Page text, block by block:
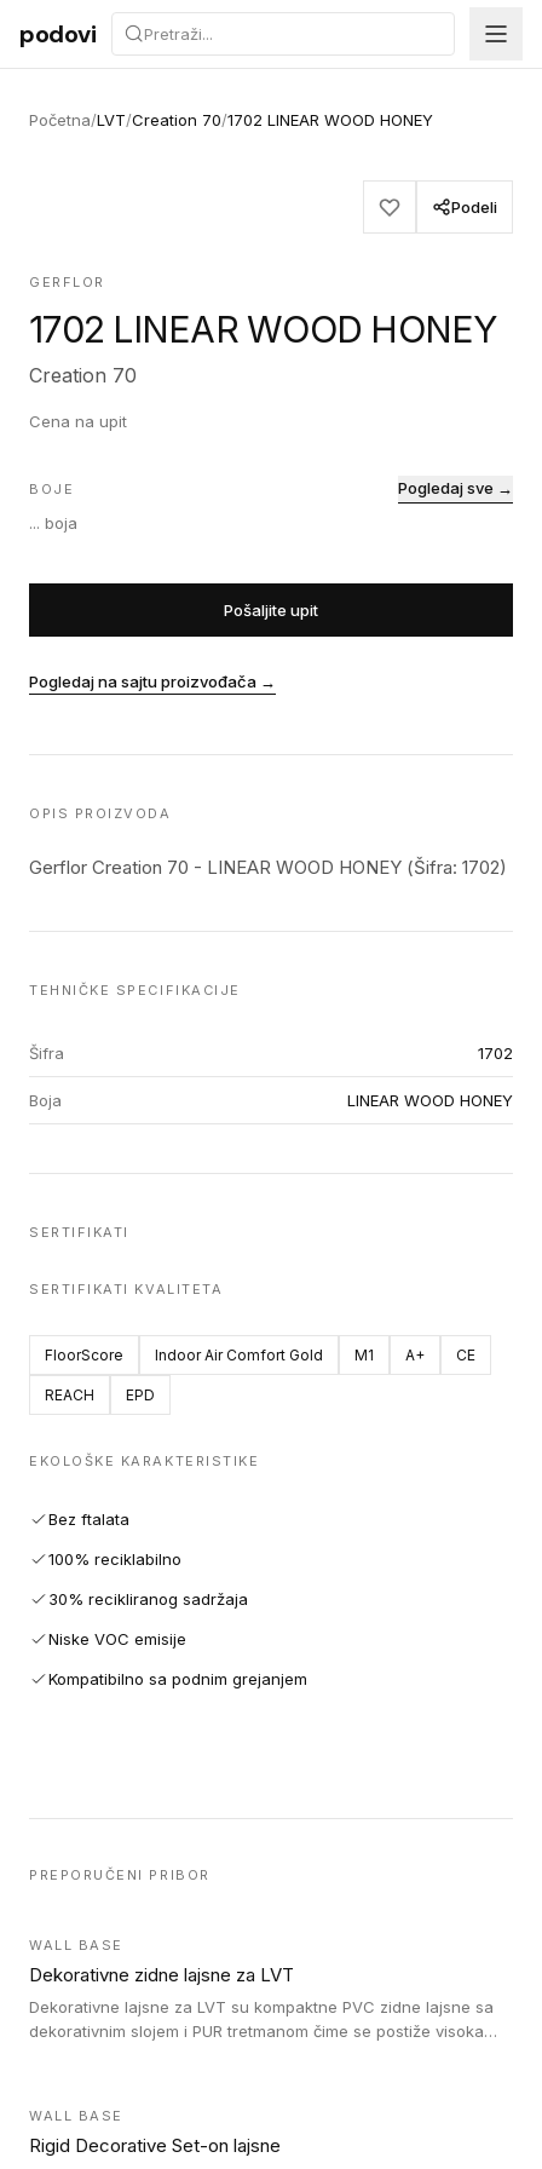
Preskoči na sadržaj
podovi
Početna/LVT/Creation 70/1702 LINEAR WOOD HONEY
Podeli
GERFLOR
1702 LINEAR WOOD HONEY
Creation 70
Cena na upit
BOJE
... boja
Pogledaj sve →
Pošaljite upit
Pogledaj na sajtu proizvođača →
OPIS PROIZVODA
Gerflor Creation 70 - LINEAR WOOD HONEY (Šifra: 1702)
TEHNIČKE SPECIFIKACIJE
Šifra 1702
Boja LINEAR WOOD HONEY
SERTIFIKATI
SERTIFIKATI KVALITETA
FloorScore Indoor Air Comfort Gold M1 A+ CE
REACH EPD
EKOLOŠKE KARAKTERISTIKE
Bez ftalata
100% reciklabilno
30% recikliranog sadržaja
Niske VOC emisije
Kompatibilno sa podnim grejanjem
PREPORUČENI PRIBOR
WALL BASE
Dekorativne zidne lajsne za LVT
Dekorativne lajsne za LVT su kompaktne PVC zidne lajsne sa
dekorativnim slojem i PUR tretmanom čime se postiže visoka
WALL BASE
Rigid Decorative Set-on lajsne